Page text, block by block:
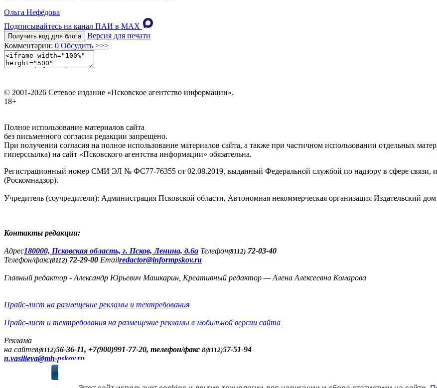
Ольга Нефёдова
Подписывайтесь на канал ПАИ в MAХ
Получить код для блога
Версия для печати
Комментарии: 0 Обсудить >>>
© 2001-2026 Сетевое издание «Псковское агентство информации».
18+
Полное использование материалов сайта
без письменного согласия редакции запрещено.
При получении согласия на полное использование материалов сайта, а также при частичном использовании отдельных
гиперссылка) на сайт «Псковского агентства информации» обязательна.
Регистрационный номер СМИ ЭЛ № ФС77-76355 от 02.08.2019, выданный Федеральной службой по надзору в сфере связи,
(Роскомнадзор).
Учредитель (соучредители): Администрация Псковской области, Автономная некоммерческая организация
Контакты редакции:
Адреc180000, Псковская область, г. Псков, Ленина, д.6а Телефон(8112) 72-03-40
Телефон/факс(8112) 72-29-00 Emailredactor@informpskov.ru
Главный редактор - Александр Юрьевич Машкарин, Креативный редактор — Алена Алексеевна Комарова
Прайс-лист на размещение рекламы и техтребования
Прайс-лист и техтребования на размещение рекламы в мобильной версии сайта
Реклама
на сайте8(8112)56-36-11, +7(900)991-77-20, телефон/факс 8(8112)57-51-94
n.vasilieva@mh-pskov.ru